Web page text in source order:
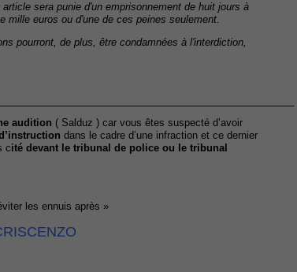
sera punie d'un emprisonnement de huit jours à
mille euros ou d'une de ces peines seulement.
pourront, de plus, être condamnées à l'interdiction,
audition ( Salduz ) car vous êtes suspecté d’avoir
dans le cadre d’une infraction et ce dernier
cité devant le tribunal de police ou le tribunal
les ennuis après »